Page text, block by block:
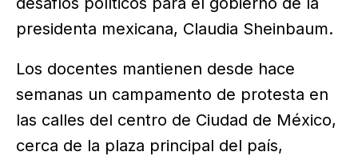
presidenta mexicana, Claudia Sheinbaum.
Los docentes mantienen desde hace
semanas un campamento de protesta en
las calles del centro de Ciudad de México,
cerca de la plaza principal del país,